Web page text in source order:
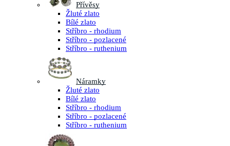
Přívěsy
Žluté zlato
Bílé zlato
Stříbro - rhodium
Stříbro - pozlacené
Stříbro - ruthenium
Náramky
Žluté zlato
Bílé zlato
Stříbro - rhodium
Stříbro - pozlacené
Stříbro - ruthenium